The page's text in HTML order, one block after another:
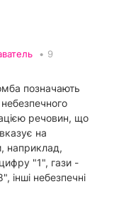
• 9
позначають
речовин, що
на
наприклад,
"1", гази -
інші небезпечні